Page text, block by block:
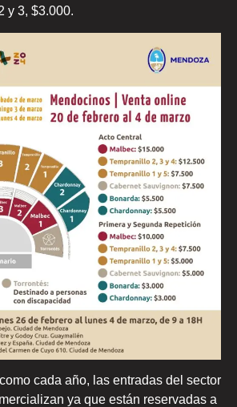
y 3, $3.000.
cada año, las entradas del sector
ya que están reservadas a